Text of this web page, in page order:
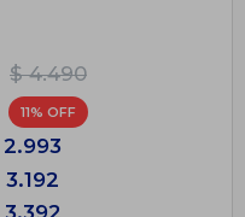
$ 4.490
11
2.993
3.192